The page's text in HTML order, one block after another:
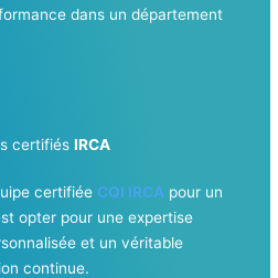
dans un département
certifiésIRCA
certifiée CQI IRCA pour un
opter pour une expertise
et un véritable
continue.